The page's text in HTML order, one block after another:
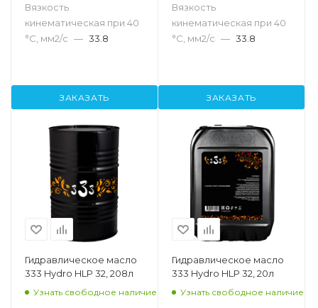
Вязкость
кинематическая при 40
°С, мм2/с — 33.8
ЗАКАЗАТЬ
Вязкость
кинематическая при 40
°С, мм2/с — 33.8
ЗАКАЗАТЬ
Гидравлическое масло
333 Hydro HLP 32, 208л
Узнать свободное наличие
Гидравлическое масло
333 Hydro HLP 32, 20л
Узнать свободное наличие